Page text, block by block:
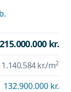
215.000.000 kr.
1.140.584 kr./m2
132.900.000 kr.